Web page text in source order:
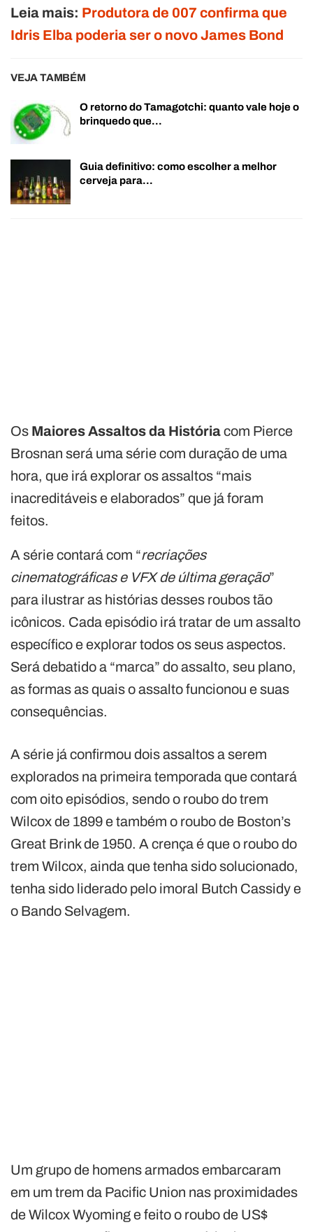
Leia mais: Produtora de 007 confirma que
Idris Elba poderia ser o novo James Bond
VEJA TAMBÉM
O retorno do Tamagotchi: quanto vale hoje o
brinquedo que…
Guia definitivo: como escolher a melhor
cerveja para…
Os Maiores Assaltos da Históriacom Pierce
Brosnan será uma série com duração de uma
hora, que irá explorar os assaltos “mais
inacreditáveis e elaborados” que já foram
feitos.
A série contará com “recriações
cinematográficas e VFX de última geração”
para ilustrar as histórias desses roubos tão
icônicos. Cada episódio irá tratar de um assalto
específico e explorar todos os seus aspectos.
Será debatido a “marca” do assalto, seu plano,
as formas as quais o assalto funcionou e suas
consequências.
A série já confirmou dois assaltos a serem
explorados na primeira temporada que contará
com oito episódios, sendo o roubo do trem
Wilcox de 1899 e também o roubo de Boston’s
Great Brink de 1950. A crença é que o roubo do
trem Wilcox, ainda que tenha sido solucionado,
tenha sido liderado pelo imoral Butch Cassidy e
o Bando Selvagem.
Um grupo de homens armados embarcaram
em um trem da Pacific Union nas proximidades
de Wilcox Wyoming e feito o roubo de US$